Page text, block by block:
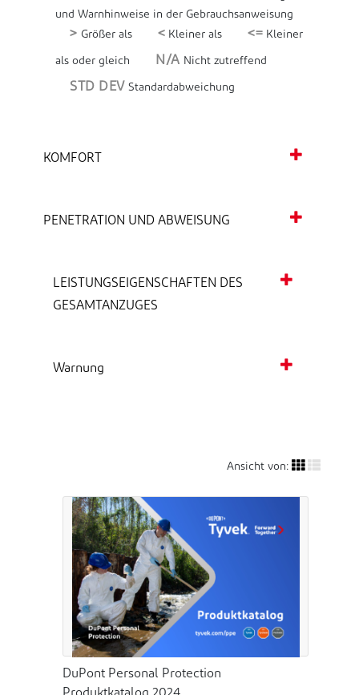
und Warnhinweise in der Gebrauchsanweisung
> Größer als < Kleiner als <= Kleiner
als oder gleich N/A Nicht zutreffend
STD DEV Standardabweichung
KOMFORT
PENETRATION UND ABWEISUNG
LEISTUNGSEIGENSCHAFTEN DES
GESAMTANZUGES
Warnung
Ansicht von:
DuPont Personal Protection